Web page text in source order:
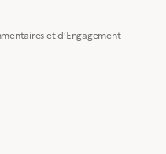
et d’Engagement